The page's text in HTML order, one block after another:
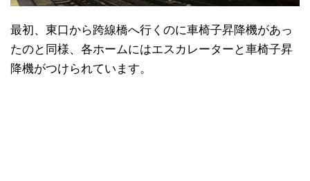
最初、東口から跨線橋へ行くのに車椅子昇降機があっ
たのと同様、各ホームにはエスカレーターと車椅子昇
降機がつけられています。